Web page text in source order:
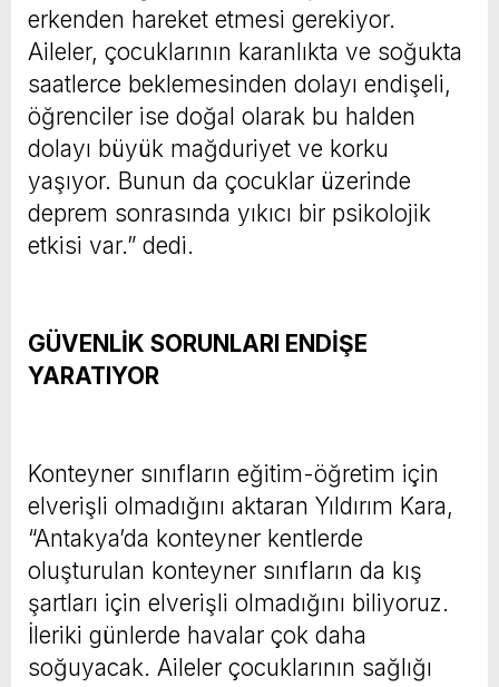
erkenden hareket etmesi gerekiyor.
Aileler, çocuklarının karanlıkta ve soğukta
saatlerce beklemesinden dolayı endişeli,
öğrenciler ise doğal olarak bu halden
dolayı büyük mağduriyet ve korku
yaşıyor. Bunun da çocuklar üzerinde
deprem sonrasında yıkıcı bir psikolojik
etkisi var.” dedi.
GÜVENLİK SORUNLARI ENDİŞE
YARATIYOR
Konteyner sınıfların eğitim-öğretim için
elverişli olmadığını aktaran Yıldırım Kara,
“Antakya’da konteyner kentlerde
oluşturulan konteyner sınıfların da kış
şartları için elverişli olmadığını biliyoruz.
İleriki günlerde havalar çok daha
soğuyacak. Aileler çocuklarının sağlığı